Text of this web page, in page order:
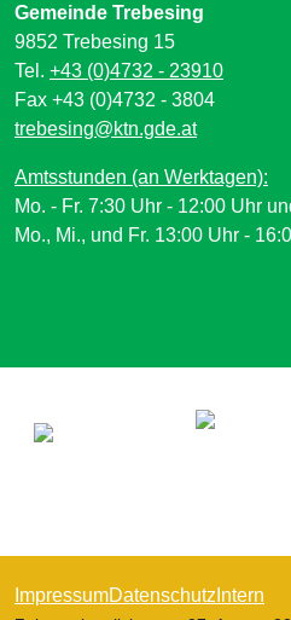
Gemeinde Trebesing
9852 Trebesing 15
Tel. +43 (0)4732 - 23910
Fax +43 (0)4732 - 3804
trebesing@ktn.gde.at
Amtsstunden (an Werktagen):
Mo. - Fr. 7:30 Uhr - 12:00 Uhr
Mo., Mi., und Fr. 13:00 Uhr -
ImpressumDatenschutz Intern